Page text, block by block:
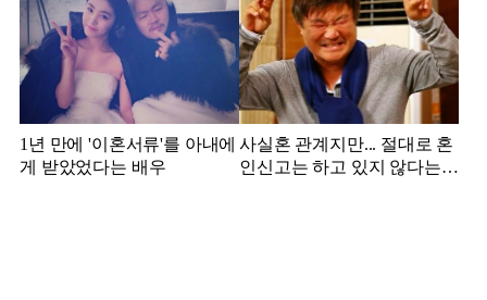
예인
1년 만에 '이혼서류'를 아내에
게 받았었다는 배우
사실혼 관계지만... 절대로 혼
인신고는 하고 있지 않다는